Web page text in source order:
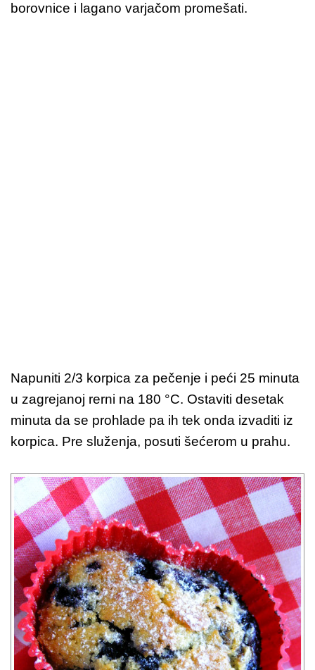
borovnice i lagano varjačom promešati.
Napuniti 2/3 korpica za pečenje i peći 25 minuta
u zagrejanoj rerni na 180 °C. Ostaviti desetak
minuta da se prohlade pa ih tek onda izvaditi iz
korpica. Pre služenja, posuti šećerom u prahu.